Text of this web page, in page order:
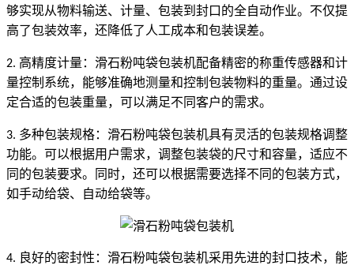
够实现从物料输送、计量、包装到封口的全自动作业。不仅提
高了包装效率，还降低了人工成本和包装误差。
2. 高精度计量：滑石粉吨袋包装机配备精密的称重传感器和计
量控制系统，能够准确地测量和控制包装物料的重量。通过设
定合适的包装重量，可以满足不同客户的需求。
3. 多种包装规格：滑石粉吨袋包装机具有灵活的包装规格调整
功能。可以根据用户需求，调整包装袋的尺寸和容量，适应不
同的包装要求。同时，还可以根据需要选择不同的包装方式，
如手动给袋、自动给袋等。
4. 良好的密封性：滑石粉吨袋包装机采用先进的封口技术，能